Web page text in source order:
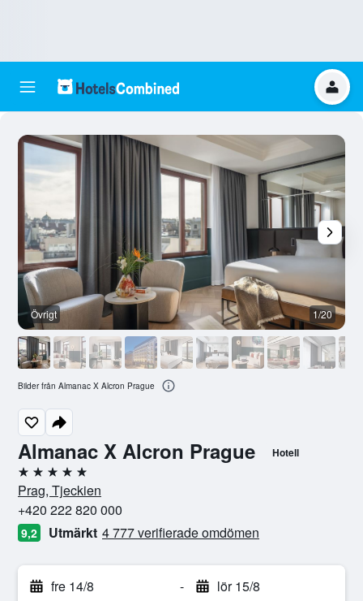
Almanac X Alcron Prague Hotell
5 stjärnor
Prag, Tjeckien
+420 222 820 000
9,2 Utmärkt 4 777 verifierade omdömen
fre 14/8 - lör 15/8
Övrigt 1/20
Bilder från Almanac X Alcron Prague